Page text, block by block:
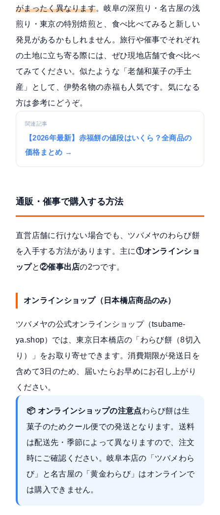
がまったく異なります。岐阜の深煎り・名古屋の浅
煎り・東京の特別焙煎と、食べ比べてみると新しい
発見があるかもしれません。旅行や催事でそれぞれ
の土地に立ち寄る際には、ぜひ現地店舗で食べ比べ
てみてください。似たような「老舗和菓子の手土
産」として、伊勢名物の赤福も人気です。気になる
方は参考にどうぞ。
関連記事
【2026年最新】赤福餅の値段はいくら？全商品の
価格まとめ →
通販・催事で購入する方法
直営店舗に行けない場合でも、ツバメヤのわらび餅
を入手する方法があります。主に①オンラインショ
ップと②催事出店の2つです。
オンラインショップ（日本橋店商品のみ）
ツバメヤの公式オンラインショップ（tsubame-
ya.shop）では、東京日本橋店の「わらび餅（8切入
り）」をお取り寄せできます。消費期限が発送日を
含めて3日のため、届いたらお早めにお召し上がり
ください。
📦 オンラインショップの注意点わらび餅は生
菓子のためクール便での発送となります。送料
は配送先・季節によって異なりますので、注文
時にご確認ください。岐阜本店の「ツバメわら
び」と名古屋の「黄金わらび」はオンラインで
は購入できません。